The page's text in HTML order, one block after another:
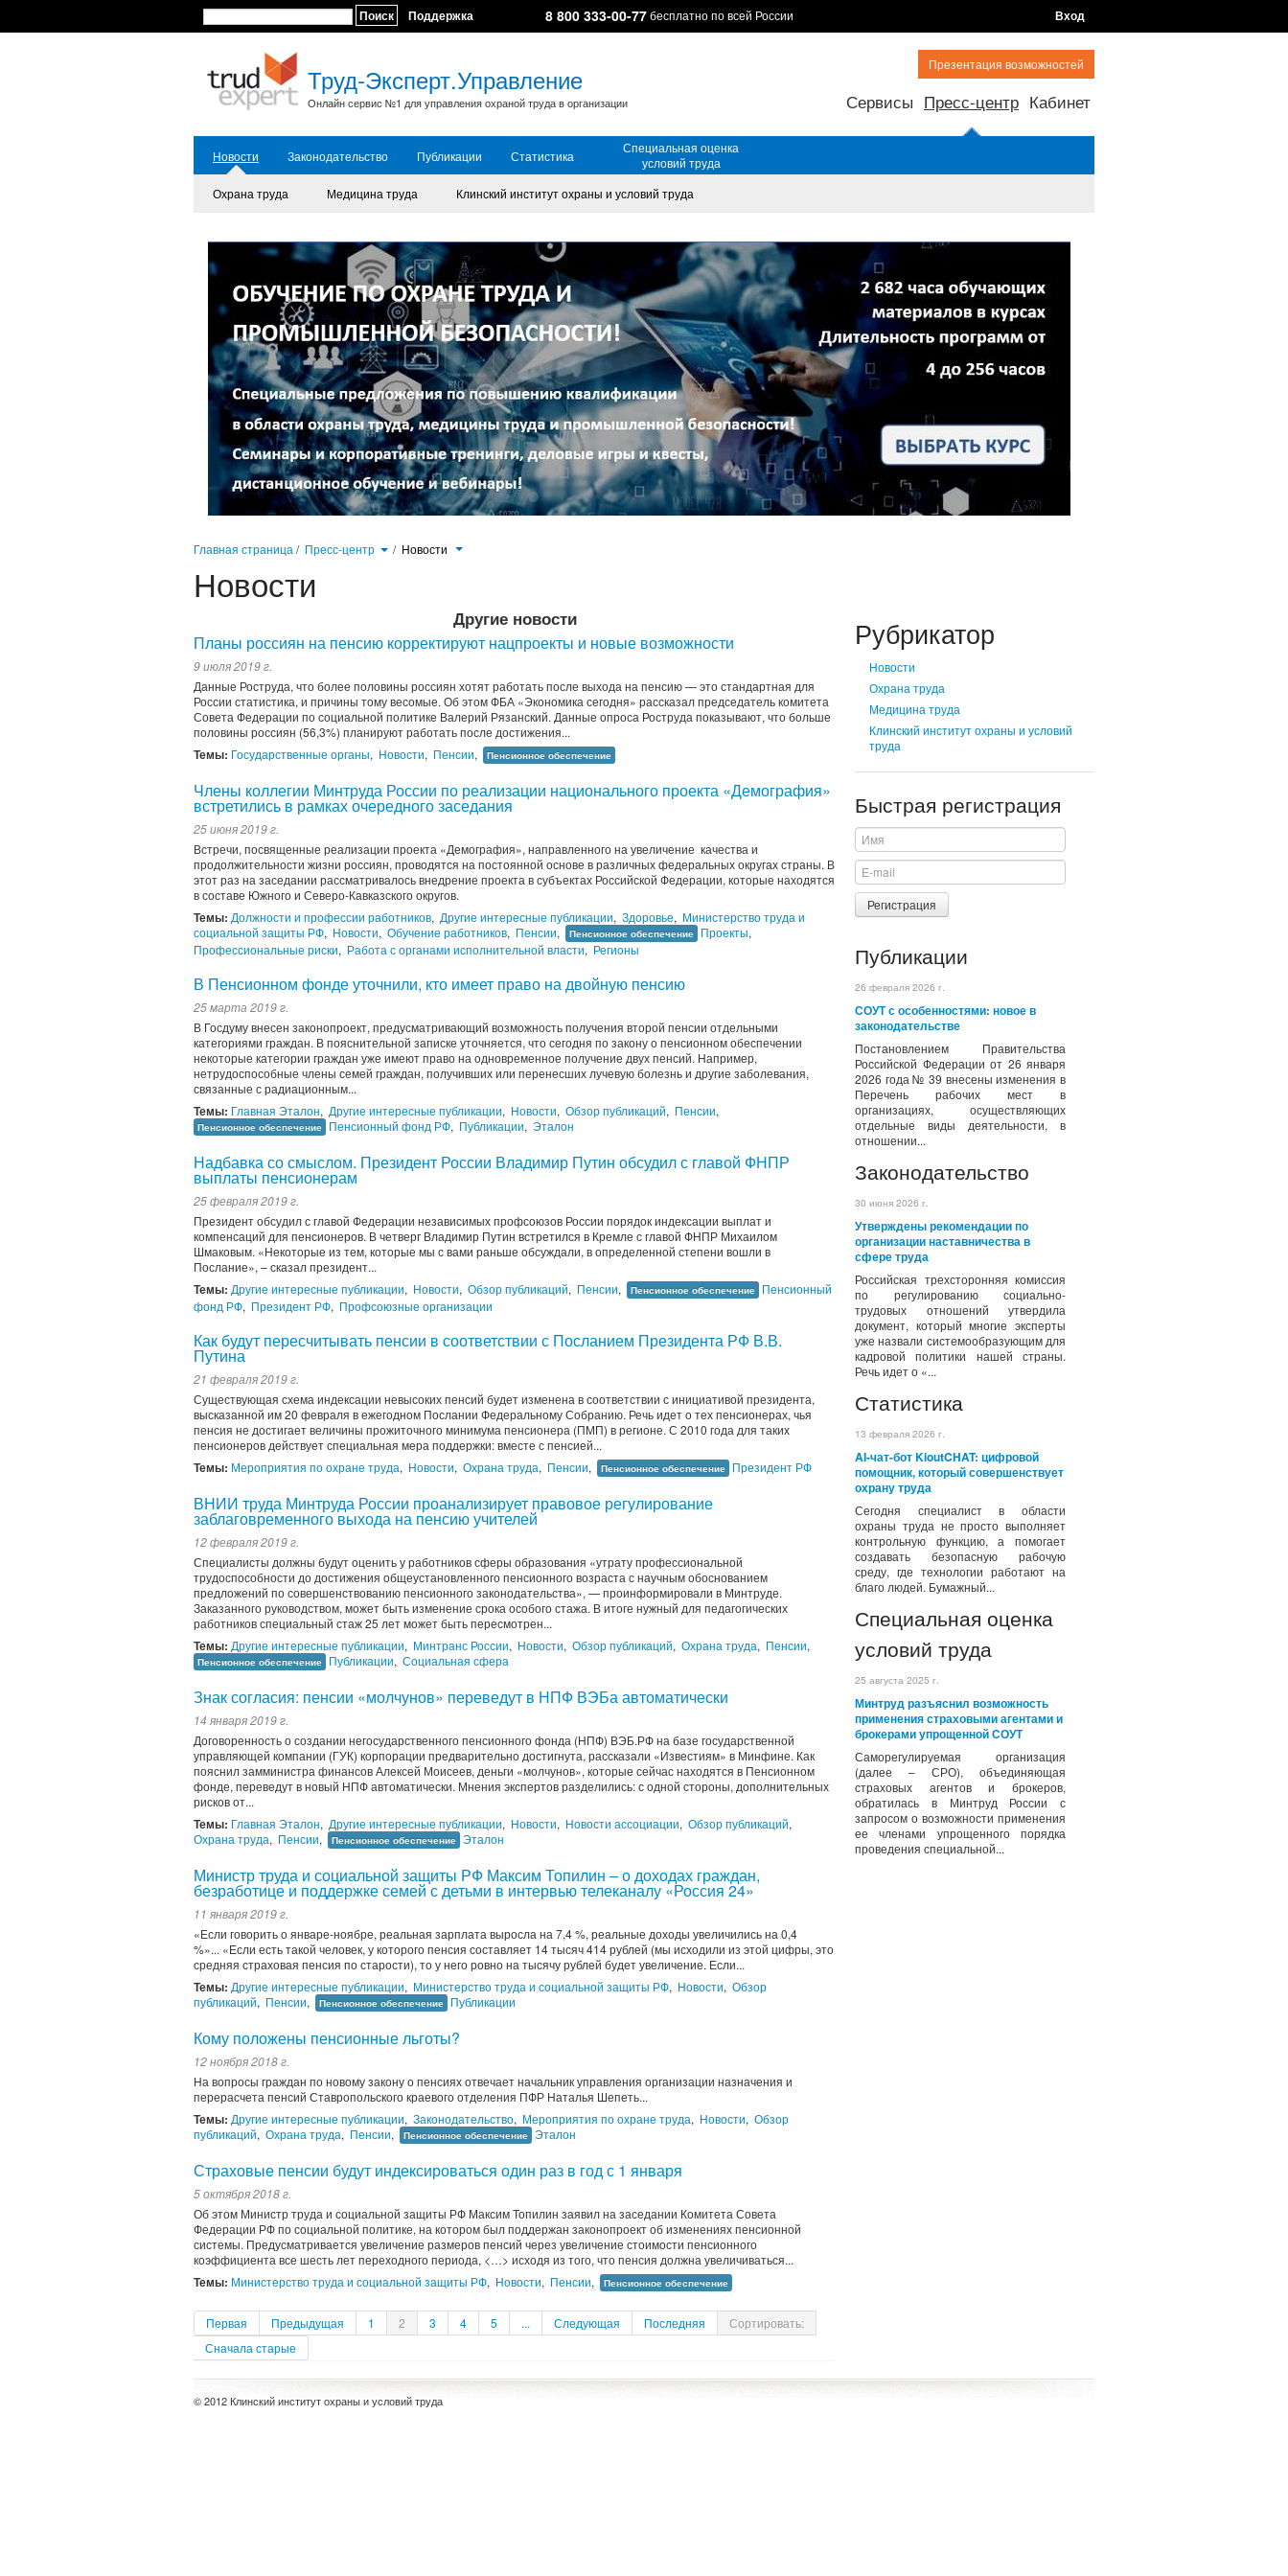
Поиск Поддержка 8 800 333-00-77бесплатно по всей России Вход
Труд-Эксперт.Управление
Онлайн сервис №1 для управления охраной труда в организации
Презентация возможностей
Сервисы Пресс-центр Кабинет
Новости Законодательство Публикации Статистика
Специальная оценка
условий труда
Охрана труда
Медицина труда Клинский институт охраны и условий труда
Главная страница / Пресс-центр / Новости
Новости
Рубрикатор
Новости
Охрана труда
Медицина труда
Клинский институт охраны и условий
труда
Быстрая регистрация
Регистрация
Публикации
26 февраля 2026 г.
СОУТ с особенностями: новое в
законодательстве
Постановлением Правительства
Российской Федерации от 26 января
2026 года № 39 внесены изменения в
Перечень рабочих мест в
организациях, осуществляющих
отдельные виды деятельности, в
отношении...
Законодательство
30 июня 2026 г.
Утверждены рекомендации по
организации наставничества в
сфере труда
Российская трехсторонняя комиссия
по регулированию социально-
трудовых отношений утвердила
документ, который многие эксперты
уже назвали системообразующим для
кадровой политики нашей страны.
Речь идет о «...
Статистика
13 февраля 2026 г.
AI-чат-бот KioutCHAT: цифровой
помощник, который совершенствует
охрану труда
Сегодня специалист в области
охраны труда не просто выполняет
контрольную функцию, а помогает
создавать безопасную рабочую
среду, где технологии работают на
благо людей. Бумажный...
Специальная оценка
условий труда
25 августа 2025 г.
Минтруд разъяснил возможность
применения страховыми агентами и
брокерами упрощенной СОУТ
Саморегулируемая организация
(далее – СРО), объединяющая
страховых агентов и брокеров,
обратилась в Минтруд России с
запросом о возможности применения
ее членами упрощенного порядка
проведения специальной...
Другие новости
Планы россиян на пенсию корректируют нацпроекты и новые возможности
9 июля 2019 г.
Данные Роструда, что более половины россиян хотят работать после выхода на пенсию — это стандартная для
России статистика, и причины тому весомые. Об этом ФБА «Экономика сегодня» рассказал председатель комитета
Совета Федерации по социальной политике Валерий Рязанский. Данные опроса Роструда показывают, что больше
половины россиян (56,3%) планируют работать после достижения...
Темы: Государственные органы, Новости, Пенсии, Пенсионное обеспечение
Члены коллегии Минтруда России по реализации национального проекта «Демография»
встретились в рамках очередного заседания
25 июня 2019 г.
Встречи, посвященные реализации проекта «Демография», направленного на увеличение качества и
продолжительности жизни россиян, проводятся на постоянной основе в различных федеральных округах страны. В
этот раз на заседании рассматривалось внедрение проекта в субъектах Российской Федерации, которые находятся
в составе Южного и Северо-Кавказского округов.
Темы: Должности и профессии работников, Другие интересные публикации, Здоровье, Министерство труда и
социальной защиты РФ, Новости, Обучение работников, Пенсии, Пенсионное обеспечение Проекты,
Профессиональные риски, Работа с органами исполнительной власти, Регионы
В Пенсионном фонде уточнили, кто имеет право на двойную пенсию
25 марта 2019 г.
В Госдуму внесен законопроект, предусматривающий возможность получения второй пенсии отдельными
категориями граждан. В пояснительной записке уточняется, что сегодня по закону о пенсионном обеспечении
некоторые категории граждан уже имеют право на одновременное получение двух пенсий. Например,
нетрудоспособные члены семей граждан, получивших или перенесших лучевую болезнь и другие заболевания,
связанные с радиационным...
Темы: Главная Эталон, Другие интересные публикации, Новости, Обзор публикаций, Пенсии,
Пенсионное обеспечение Пенсионный фонд РФ, Публикации, Эталон
Надбавка со смыслом. Президент России Владимир Путин обсудил с главой ФНПР
выплаты пенсионерам
25 февраля 2019 г.
Президент обсудил с главой Федерации независимых профсоюзов России порядок индексации выплат и
компенсаций для пенсионеров. В четверг Владимир Путин встретился в Кремле с главой ФНПР Михаилом
Шмаковым. «Некоторые из тем, которые мы с вами раньше обсуждали, в определенной степени вошли в
Послание», – сказал президент...
Темы: Другие интересные публикации, Новости, Обзор публикаций, Пенсии, Пенсионное обеспечение Пенсионный
фонд РФ, Президент РФ, Профсоюзные организации
Как будут пересчитывать пенсии в соответствии с Посланием Президента РФ В.В.
Путина
21 февраля 2019 г.
Существующая схема индексации невысоких пенсий будет изменена в соответствии с инициативой президента,
высказанной им 20 февраля в ежегодном Послании Федеральному Собранию. Речь идет о тех пенсионерах, чья
пенсия не достигает величины прожиточного минимума пенсионера (ПМП) в регионе. С 2010 года для таких
пенсионеров действует специальная мера поддержки: вместе с пенсией...
Темы: Мероприятия по охране труда, Новости, Охрана труда, Пенсии, Пенсионное обеспечение Президент РФ
ВНИИ труда Минтруда России проанализирует правовое регулирование
заблаговременного выхода на пенсию учителей
12 февраля 2019 г.
Специалисты должны будут оценить у работников сферы образования «утрату профессиональной
трудоспособности до достижения общеустановленного пенсионного возраста с научным обоснованием
предложений по совершенствованию пенсионного законодательства», — проинформировали в Минтруде.
Заказанного руководством, может быть изменение срока особого стажа. В итоге нужный для педагогических
работников специальный стаж 25 лет может быть пересмотрен...
Темы: Другие интересные публикации, Минтранс России, Новости, Обзор публикаций, Охрана труда, Пенсии,
Пенсионное обеспечение Публикации, Социальная сфера
Знак согласия: пенсии «молчунов» переведут в НПФ ВЭБа автоматически
14 января 2019 г.
Договоренность о создании негосударственного пенсионного фонда (НПФ) ВЭБ.РФ на базе государственной
управляющей компании (ГУК) корпорации предварительно достигнута, рассказали «Известиям» в Минфине. Как
пояснил замминистра финансов Алексей Моисеев, деньги «молчунов», которые сейчас находятся в Пенсионном
фонде, переведут в новый НПФ автоматически. Мнения экспертов разделились: с одной стороны, дополнительных
рисков от...
Темы: Главная Эталон, Другие интересные публикации, Новости, Новости ассоциации, Обзор публикаций,
Охрана труда, Пенсии, Пенсионное обеспечение Эталон
Министр труда и социальной защиты РФ Максим Топилин – о доходах граждан,
безработице и поддержке семей с детьми в интервью телеканалу «Россия 24»
11 января 2019 г.
«Если говорить о январе-ноябре, реальная зарплата выросла на 7,4 %, реальные доходы увеличились на 0,4
%»... «Если есть такой человек, у которого пенсия составляет 14 тысяч 414 рублей (мы исходили из этой цифры, это
средняя страховая пенсия по старости), то у него ровно на тысячу рублей будет увеличение. Если...
Темы: Другие интересные публикации, Министерство труда и социальной защиты РФ, Новости, Обзор
публикаций, Пенсии, Пенсионное обеспечение Публикации
Кому положены пенсионные льготы?
12 ноября 2018 г.
На вопросы граждан по новому закону о пенсиях отвечает начальник управления организации назначения и
перерасчета пенсий Ставропольского краевого отделения ПФР Наталья Шепеть...
Темы: Другие интересные публикации, Законодательство, Мероприятия по охране труда, Новости, Обзор
публикаций, Охрана труда, Пенсии, Пенсионное обеспечение Эталон
Страховые пенсии будут индексироваться один раз в год с 1 января
5 октября 2018 г.
Об этом Министр труда и социальной защиты РФ Максим Топилин заявил на заседании Комитета Совета
Федерации РФ по социальной политике, на котором был поддержан законопроект об изменениях пенсионной
системы. Предусматривается увеличение размеров пенсий через увеличение стоимости пенсионного
коэффициента все шесть лет переходного периода, <…> исходя из того, что пенсия должна увеличиваться...
Темы: Министерство труда и социальной защиты РФ, Новости, Пенсии, Пенсионное обеспечение
Первая Предыдущая 1 2 3 4 5 ... Следующая Последняя
Сортировать:
Сначала старые
© 2012 Клинский институт охраны и условий труда